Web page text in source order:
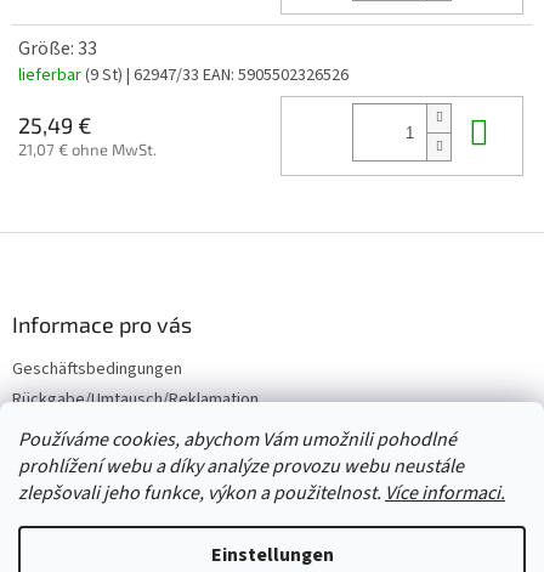
Používáme cookies, abychom Vám umožnili pohodlné
prohlížení webu a díky analýze provozu webu neustále
zlepšovali jeho funkce, výkon a použitelnost. Více informaci.
Einstellungen
Größe: 33
lieferbar(9 St) | 62947/33 EAN: 5905502326526
25,49 €
21,07 € ohne MwSt.
l
Informace pro vás
Geschäftsbedingungen
Rückgabe/Umtausch/Reklamation
Großhandel